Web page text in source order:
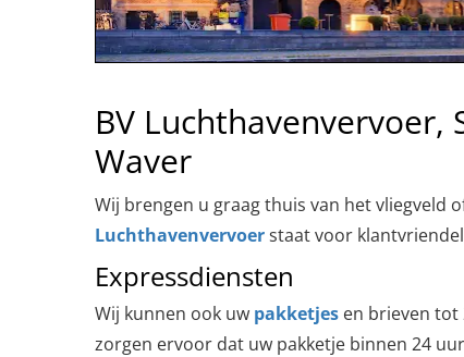
BV Luchthavenvervoer,
Waver
Wij brengen u graag thuis van het vliegveld
Luchthavenvervoerstaat voor
Expressdiensten
Wij kunnen ook uw pakketjes en brieven tot
zorgen ervoor dat uw pakketje binnen 24